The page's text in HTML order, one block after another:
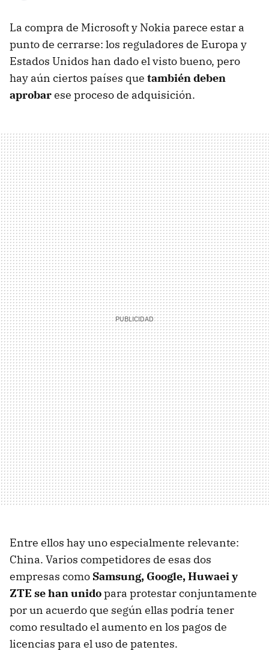
La compra de Microsoft y Nokia parece estar a
punto de cerrarse: los reguladores de Europa y
Estados Unidos han dado el visto bueno, pero
hay aún ciertos países que también deben
aprobarese proceso de adquisición.
Entre ellos hay uno especialmente relevante:
China. Varios competidores de esas dos
empresas como Samsung, Google, Huwaei y
ZTE se han unidopara protestar conjuntamente
por un acuerdo que según ellas podría tener
como resultado el aumento en los pagos de
licencias para el uso de patentes.